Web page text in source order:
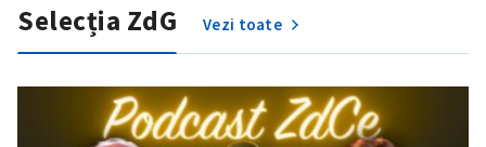
Selecția ZdG Vezi toate